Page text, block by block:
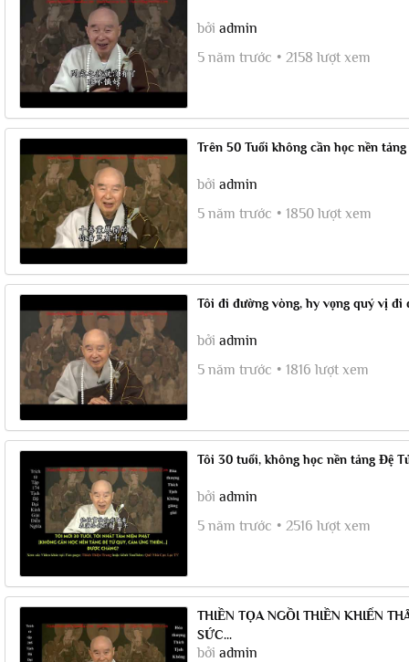
bởi admin
5 năm trước
2158 lượt xem
Trên 50 Tuổi không cần học nền
bởi admin
5 năm trước
1850 lượt xem
Tôi đi đường vòng, hy vọng quý vị đi
bởi admin
5 năm trước
1816 lượt xem
Tôi 30 tuổi, không học nền tảng Đệ
bởi admin
5 năm trước
2516 lượt xem
THIỀN TỌA NGỒI THIỀN KHIẾN
SỨC...
bởi admin